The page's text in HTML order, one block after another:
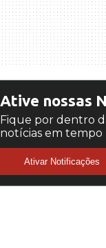
Ative nossas
Fique por dentro
notícias em tempo
Ativar Notificações